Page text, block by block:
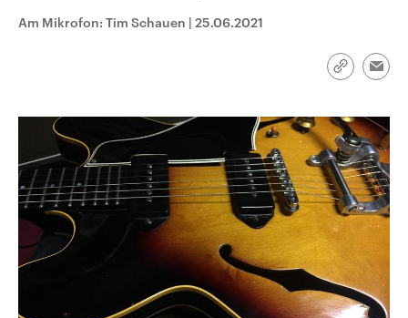
Wahl.
Am Mikrofon: Tim Schauen | 25.06.2021
Link